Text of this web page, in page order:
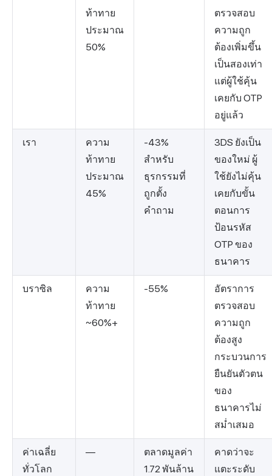
ท้าทาย
ประมาณ
50%
ตรวจสอบ
ความถูก
ต้องเพิ่มขึ้น
เป็นสองเท่า
แต่ผู้ใช้คุ้น
เคยกับ OTP
อยู่แล้ว
เรา
ความ
ท้าทาย
ประมาณ
45%
-43%
สำหรับ
ธุรกรรมที่
ถูกตั้ง
คำถาม
3DS ยังเป็น
ของใหม่ ผู้
ใช้ยังไม่คุ้น
เคยกับขั้น
ตอนการ
ป้อนรหัส
OTP ของ
ธนาคาร
บราซิล
ความ
ท้าทาย
~60%+
-55%
อัตราการ
ตรวจสอบ
ความถูก
ต้องสูง
กระบวนการ
ยืนยันตัวตน
ของ
ธนาคารไม่
สม่ำเสมอ
ค่าเฉลี่ย
ทั่วโลก
—
ตลาดมูลค่า
1.72 พันล้าน
คาดว่าจะ
แตะระดับ